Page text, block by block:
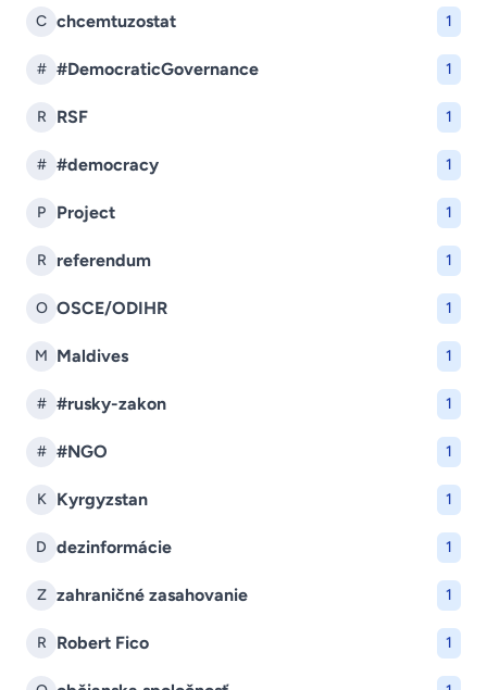
C chcemtuzostat 1
# #DemocraticGovernance 1
R RSF 1
# #democracy 1
P Project 1
R referendum 1
O OSCE/ODIHR 1
M Maldives 1
# #rusky-zakon 1
# #NGO 1
K Kyrgyzstan 1
D dezinformácie 1
Z zahraničné zasahovanie 1
R Robert Fico 1